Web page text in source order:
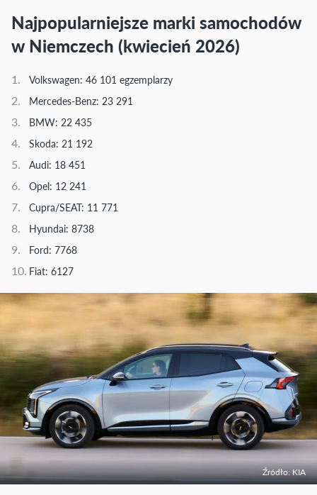
Najpopularniejsze marki samochodów
w Niemczech (kwiecień 2026)
Volkswagen: 46 101 egzemplarzy
Mercedes-Benz: 23 291
BMW: 22 435
Skoda: 21 192
Audi: 18 451
Opel: 12 241
Cupra/SEAT: 11 771
Hyundai: 8738
Ford: 7768
Fiat: 6127
Źródło: KIA